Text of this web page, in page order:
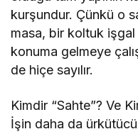
kurşundur. Çünkü o
masa, bir koltuk işgal
konuma gelmeye
de hiçe sayılır.
Kimdir “Sahte”? Ve
İşin daha da